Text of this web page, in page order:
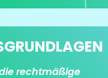
rechtmäßige